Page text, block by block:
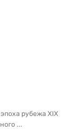
рубежа XIX
...